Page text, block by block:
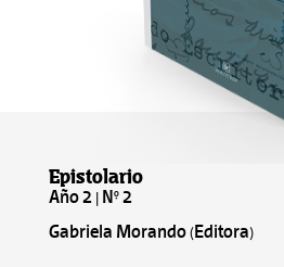
Epistolario
Año 2 | N° 2
Gabriela Morando (Editora)